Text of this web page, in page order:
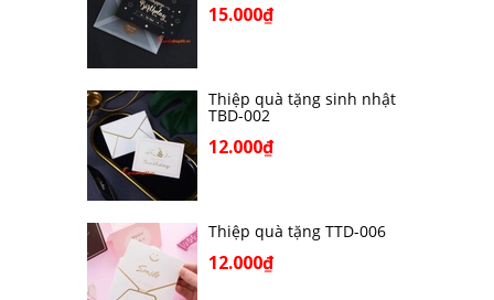
15.000₫
Thiệp quà tặng sinh nhật
TBD-002
12.000₫
Thiệp quà tặng TTD-006
12.000₫